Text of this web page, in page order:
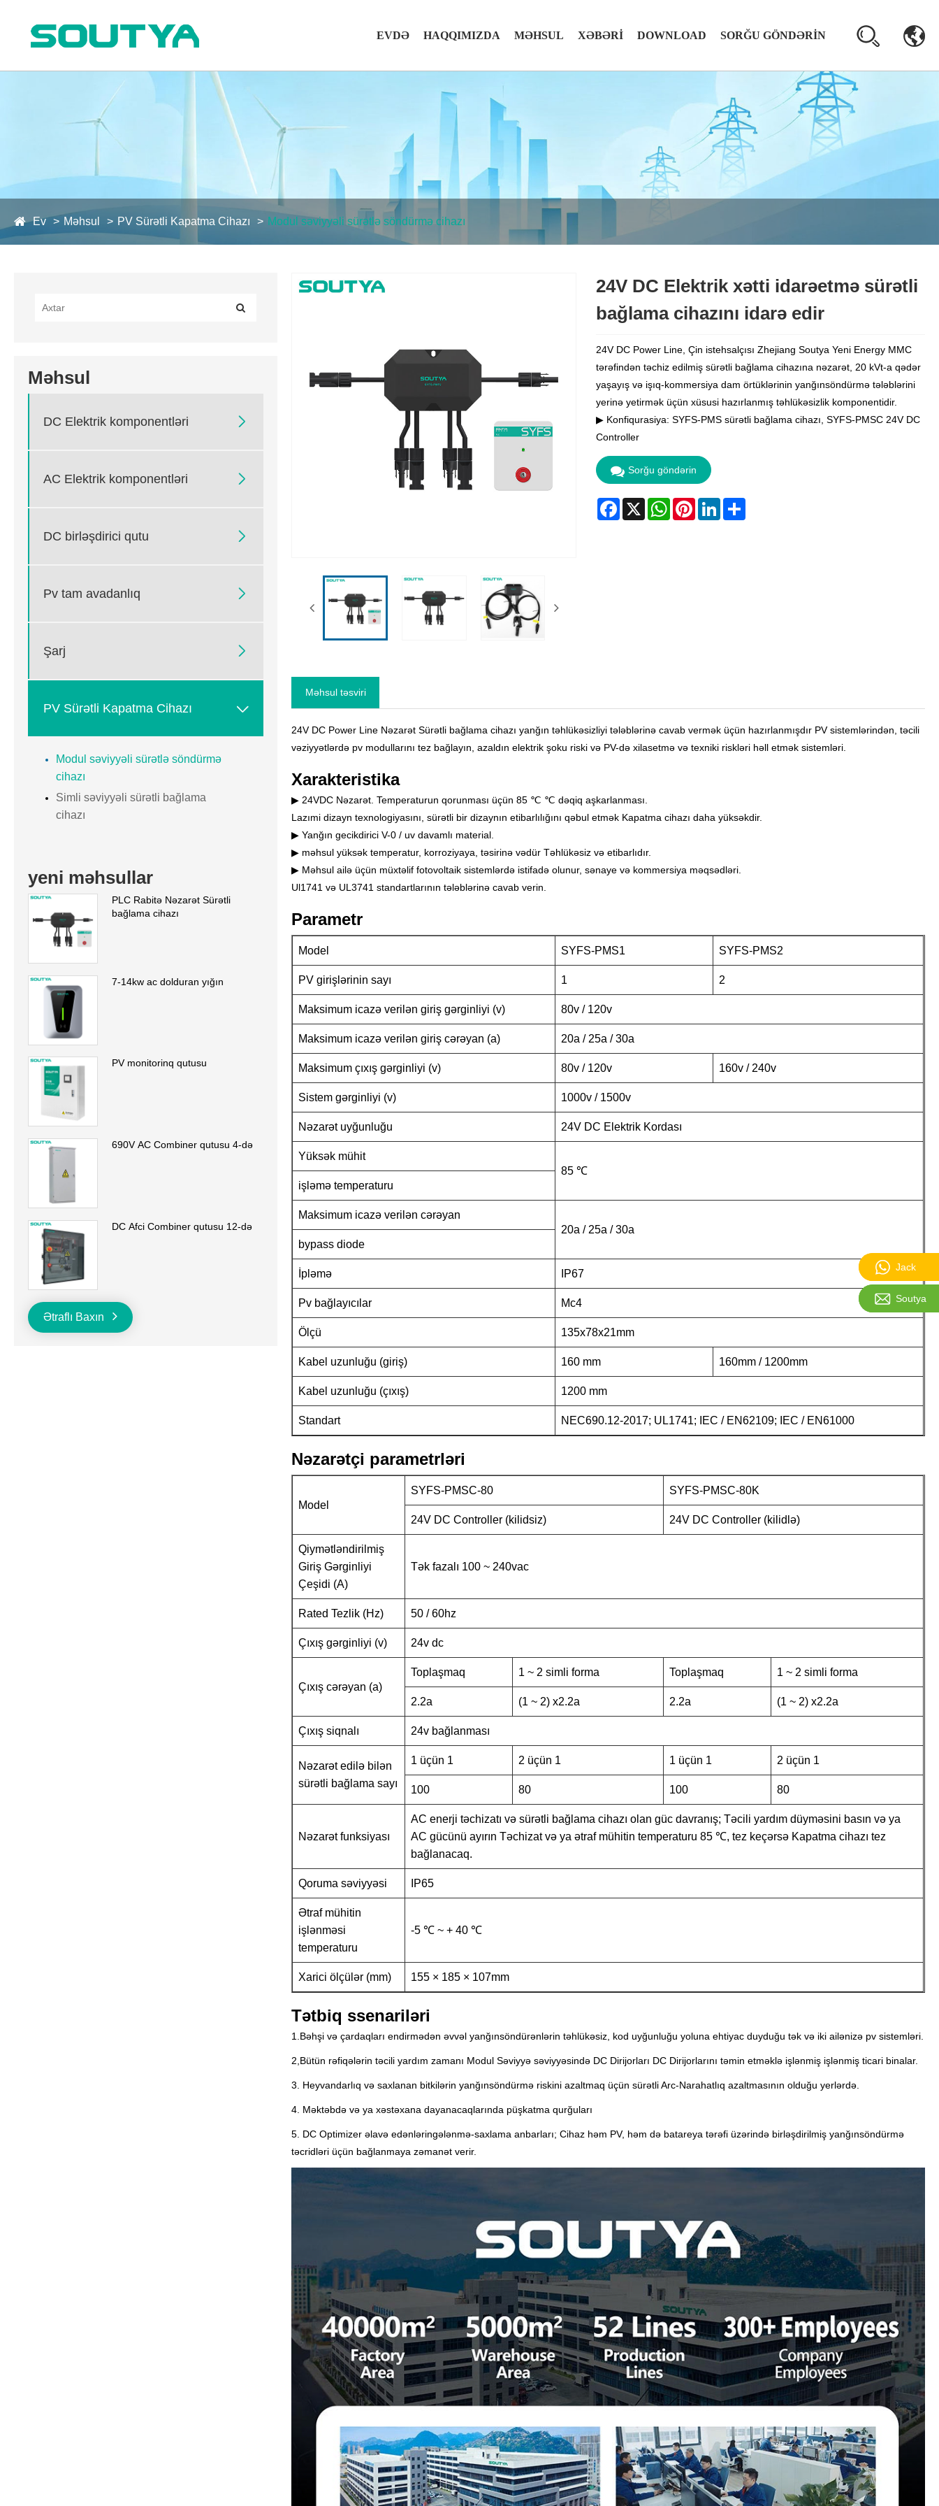
EVDƏ HAQQIMIZDA MƏHSUL XƏBƏRI DOWNLOAD SORĞU GÖNDƏRIN
Ev Məhsul PV Sürətli Kapatma Cihazı Modul səviyyəli sürətlə söndürmə cihazı
Məhsul
DC Elektrik komponentləri 
AC Elektrik komponentləri 
DC birləşdirici qutu 
Pv tam avadanlıq 
Şarj 
PV Sürətli Kapatma Cihazı 
Modul səviyyəli sürətlə söndürmə
cihazı
Simli səviyyəli sürətli bağlama
cihazı
yeni məhsullar
PLC Rabitə Nəzarət Sürətli
bağlama cihazı
7-14kw ac dolduran yığın
PV monitorinq qutusu
690V AC Combiner qutusu 4-də
DC Afci Combiner qutusu 12-də
Ətraflı Baxın
24V DC Elektrik xətti idarəetmə sürətli
bağlama cihazını idarə edir
24V DC Power Line, Çin istehsalçısı Zhejiang Soutya Yeni Energy MMC
tərəfindən təchiz edilmiş sürətli bağlama cihazına nəzarət, 20 kVt-a qədər
yaşayış və işıq-kommersiya dam örtüklərinin yanğınsöndürmə tələblərini
yerinə yetirmək üçün xüsusi hazırlanmış təhlükəsizlik komponentidir.
▶ Konfiqurasiya: SYFS-PMS sürətli bağlama cihazı, SYFS-PMSC 24V DC
Controller
Sorğu göndərin
Facebook
X WhatsAppPinterestLinkedInShare
Məhsul təsviri
24V DC Power Line Nəzarət Sürətli bağlama cihazı yanğın təhlükəsizliyi tələblərinə cavab vermək üçün hazırlanmışdır PV sistemlərindən, təcili
vəziyyətlərdə pv modullarını tez bağlayın, azaldın elektrik şoku riski və PV-də xilasetmə və texniki riskləri həll etmək sistemləri.
Xarakteristika
▶ 24VDC Nəzarət. Temperaturun qorunması üçün 85 ℃ ℃ dəqiq aşkarlanması.
Lazımi dizayn texnologiyasını, sürətli bir dizaynın etibarlılığını qəbul etmək Kapatma cihazı daha yüksəkdir.
▶ Yanğın gecikdirici V-0 / uv davamlı material.
▶ məhsul yüksək temperatur, korroziyaya, təsirinə vədür Təhlükəsiz və etibarlıdır.
▶ Məhsul ailə üçün müxtəlif fotovoltaik sistemlərdə istifadə olunur, sənaye və kommersiya məqsədləri.
Ul1741 və UL3741 standartlarının tələblərinə cavab verin.
Parametr
Model SYFS-PMS1 SYFS-PMS2
PV girişlərinin sayı 1 2
Maksimum icazə verilən giriş gərginliyi (v) 80v / 120v
Maksimum icazə verilən giriş cərəyan (a) 20a / 25a / 30a
Maksimum çıxış gərginliyi (v) 80v / 120v 160v / 240v
Sistem gərginliyi (v) 1000v / 1500v
Nəzarət uyğunluğu 24V DC Elektrik Kordası
Yüksək mühit
85 ℃
işləmə temperaturu
Maksimum icazə verilən cərəyan
20a / 25a / 30a
bypass diode
İpləmə IP67
Pv bağlayıcılar Mc4
Ölçü 135x78x21mm
Kabel uzunluğu (giriş) 160 mm 160mm / 1200mm
Kabel uzunluğu (çıxış) 1200 mm
Standart NEC690.12-2017; UL1741; IEC / EN62109; IEC / EN61000
Nəzarətçi parametrləri
Model
SYFS-PMSC-80 SYFS-PMSC-80K
24V DC Controller (kilidsiz) 24V DC Controller (kilidlə)
Qiymətləndirilmiş
Giriş Gərginliyi
Çeşidi (A)
Tək fazalı 100 ~ 240vac
Rated Tezlik (Hz) 50 / 60hz
Çıxış gərginliyi (v) 24v dc
Çıxış cərəyan (a)
Toplaşmaq 1 ~ 2 simli forma Toplaşmaq 1 ~ 2 simli forma
2.2a (1 ~ 2) x2.2a 2.2a (1 ~ 2) x2.2a
Çıxış siqnalı 24v bağlanması
Nəzarət edilə bilən
sürətli bağlama sayı
1 üçün 1 2 üçün 1 1 üçün 1 2 üçün 1
100 80 100 80
Nəzarət funksiyası
AC enerji təchizatı və sürətli bağlama cihazı olan güc davranış; Təcili yardım düyməsini basın və ya
AC gücünü ayırın Təchizat və ya ətraf mühitin temperaturu 85 ℃, tez keçərsə Kapatma cihazı tez
bağlanacaq.
Qoruma səviyyəsi IP65
Ətraf mühitin
işlənməsi
temperaturu
-5 ℃ ~ + 40 ℃
Xarici ölçülər (mm) 155 × 185 × 107mm
Tətbiq ssenariləri
1.Bəhşi və çardaqları endirmədən əvvəl yanğınsöndürənlərin təhlükəsiz, kod uyğunluğu yoluna ehtiyac duyduğu tək və iki ailənizə pv sistemləri.
2,Bütün rəfiqələrin təcili yardım zamanı Modul Səviyyə səviyyəsində DC Dirijorları DC Dirijorlarını təmin etməklə işlənmiş işlənmiş ticari binalar.
3. Heyvandarlıq və saxlanan bitkilərin yanğınsöndürmə riskini azaltmaq üçün sürətli Arc-Narahatlıq azaltmasının olduğu yerlərdə.
4. Məktəbdə və ya xəstəxana dayanacaqlarında püşkatma qurğuları
5. DC Optimizer əlavə edənləringələnmə-saxlama anbarları; Cihaz həm PV, həm də batareya tərəfi üzərində birləşdirilmiş yanğınsöndürmə
təcridləri üçün bağlanmaya zəmanət verir.
Jack
Soutya